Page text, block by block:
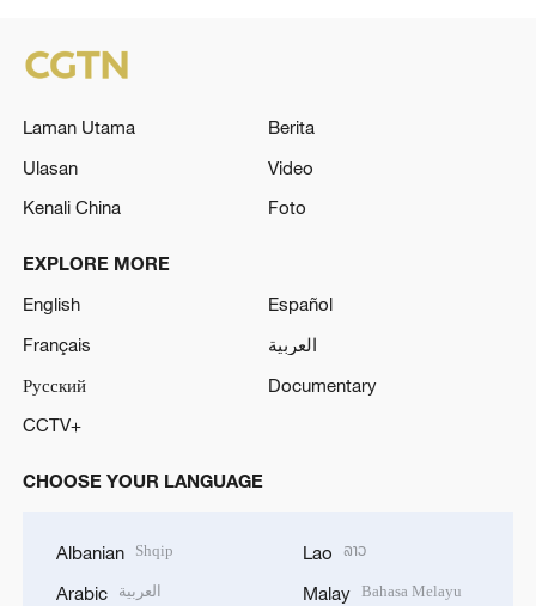
Laman Utama
Berita
Ulasan
Video
Kenali China
Foto
EXPLORE MORE
English
Español
Français
العربية
Русский
Documentary
CCTV+
CHOOSE YOUR LANGUAGE
Albanian Shqip
Arabic العربية
Lao ລາວ
Malay Bahasa Melayu